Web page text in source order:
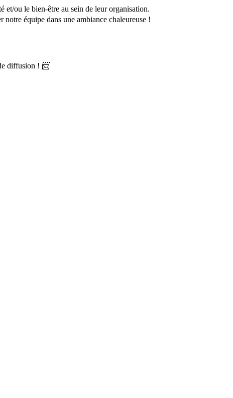
et/ou le bien-être au sein de leur organisation.
équipe dans une ambiance chaleureuse !
diffusion ! 📨